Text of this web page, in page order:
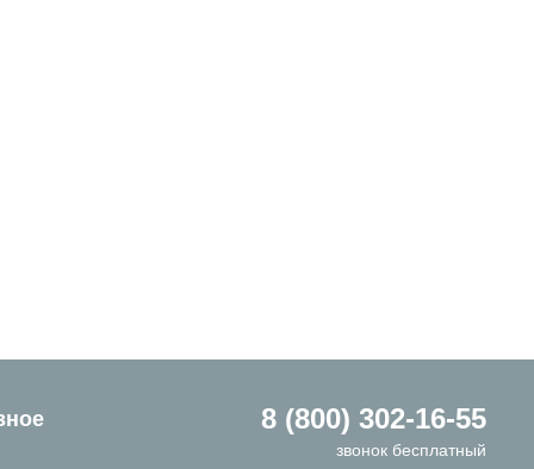
8 (800) 302-16-55
звонок бесплатный